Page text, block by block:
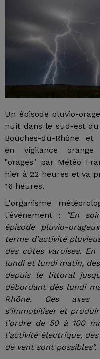
Un épisode pluvio-
nuit dans le sud-est du
Bouches-du-Rhône
en vigilance
"orages" par Météo
hier à 22 heures et va
16 heures.
L'organisme
l'événement :
"En
épisode pluvio-
terme d'activité
des côtes varoises.
lundi et lundi matin,
depuis le littoral
débordant dès lundi
Rhône. Ces axes
s'immobiliser et
l'ordre de 50 à 100
l'activité électrique,
de vent sont possibles".